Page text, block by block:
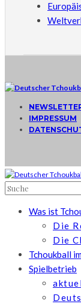
IMPRESSUM
Was ist
Die
Die
Tchoukball
Spielbetrieb